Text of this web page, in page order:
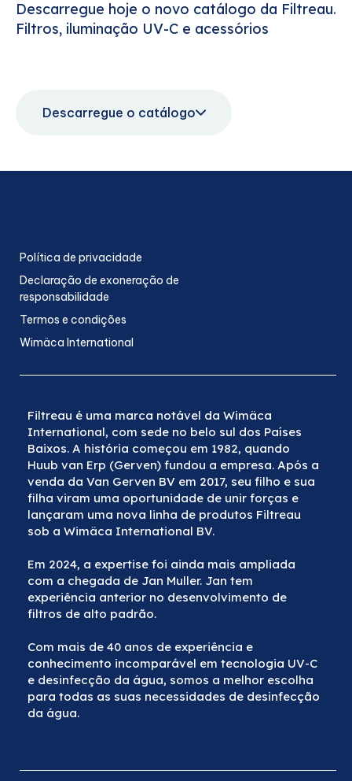
Descarregue hoje o novo catálogo da Filtreau.
Filtros, iluminação UV-C e acessórios
Descarregue o catálogo
Política de privacidade
Declaração de exoneração de
responsabilidade
Termos e condições
Wimäca International
Filtreau é uma marca notável da Wimäca
International, com sede no belo sul dos Países
Baixos. A história começou em 1982, quando
Huub van Erp (Gerven) fundou a empresa. Após a
venda da Van Gerven BV em 2017, seu filho e sua
filha viram uma oportunidade de unir forças e
lançaram uma nova linha de produtos Filtreau
sob a Wimäca International BV.
Em 2024, a expertise foi ainda mais ampliada
com a chegada de Jan Muller. Jan tem
experiência anterior no desenvolvimento de
filtros de alto padrão.
Com mais de 40 anos de experiência e
conhecimento incomparável em tecnologia UV-C
e desinfecção da água, somos a melhor escolha
para todas as suas necessidades de desinfecção
da água.